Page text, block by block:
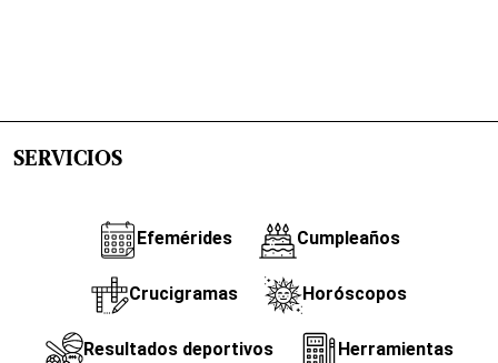
SERVICIOS
Efemérides Cumpleaños
Crucigramas Horóscopos
Resultados deportivos Herramientas